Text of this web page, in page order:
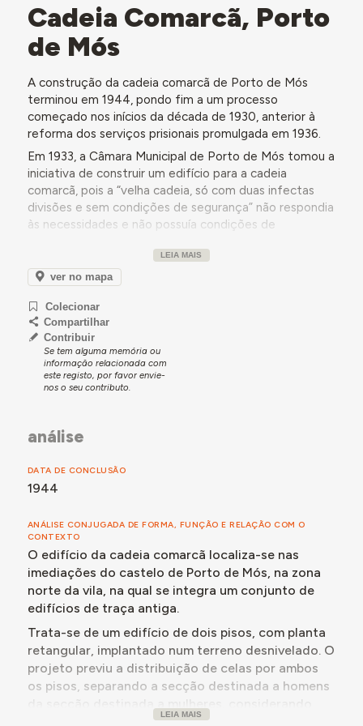
Cadeia Comarcã, Porto
de Mós
A construção da cadeia comarcã de Porto de Mós
terminou em 1944, pondo fim a um processo
começado nos inícios da década de 1930, anterior à
reforma dos serviços prisionais promulgada em 1936.
Em 1933, a Câmara Municipal de Porto de Mós tomou a
iniciativa de construir um edifício para a cadeia
comarcã, pois a “velha cadeia, só com duas infectas
divisões e sem condições de segurança” não respondia
às necessidades e não possuía condições de
subsídio do Ministério da Justiça concedido para
reparação do antigo edifício, ao qual a câmara
Geral dos Edifícios e Monumentos Nacionais (DGEMN),
que solicitou em 1934. O terreno foi adquirido a um
particular a baixo custo, na zona de proteção do
castelo de Porto de Mós.
O primeiro estudo para o novo edifício, apresentado
rejeitado pelo Conselho Superior de Obras Publicas
entretanto, construída por iniciativa da câmara
municipal segundo uma planta que não contemplava os
prisionais de 1936 , correspondendo a alicerces e parte
das paredes, o que condicionava alguns aspetos como
a dimensão das celas destinadas ao sexo feminino.
Porém, a comissão teve em conta normas como a
separação e independência das secções masculina e
feminina, o isolamento da habitação do carcereiro ou a
reclusos com o público. Os reparos do CSOP foram
atendidos pelos projetistas, que salientaram ser
imprescindível aproveitar o existente dado que o
município não possuía meios para adquirir outro terreno
para realizar outra construção. O Ministro das Obras
LEIA MAIS
ver no mapa
Colecionar
Compartilhar
Contribuir
Se tem alguma memória ou
informação relacionada com
este registo, por favor envie-
nos o seu contributo.
análise
DATA DE CONCLUSÃO
1944
ANÁLISE CONJUGADA DE FORMA, FUNÇÃO E RELAÇÃO COM O
CONTEXTO
O edifício da cadeia comarcã localiza-se nas
imediações do castelo de Porto de Mós, na zona
norte da vila, na qual se integra um conjunto de
edifícios de traça antiga.
Trata-se de um edifício de dois pisos, com planta
retangular, implantado num terreno desnivelado. O
projeto previu a distribuição de celas por ambos
os pisos, separando a secção destinada a homens
que a lotação determinada pelo Ministro da
LEIA MAIS